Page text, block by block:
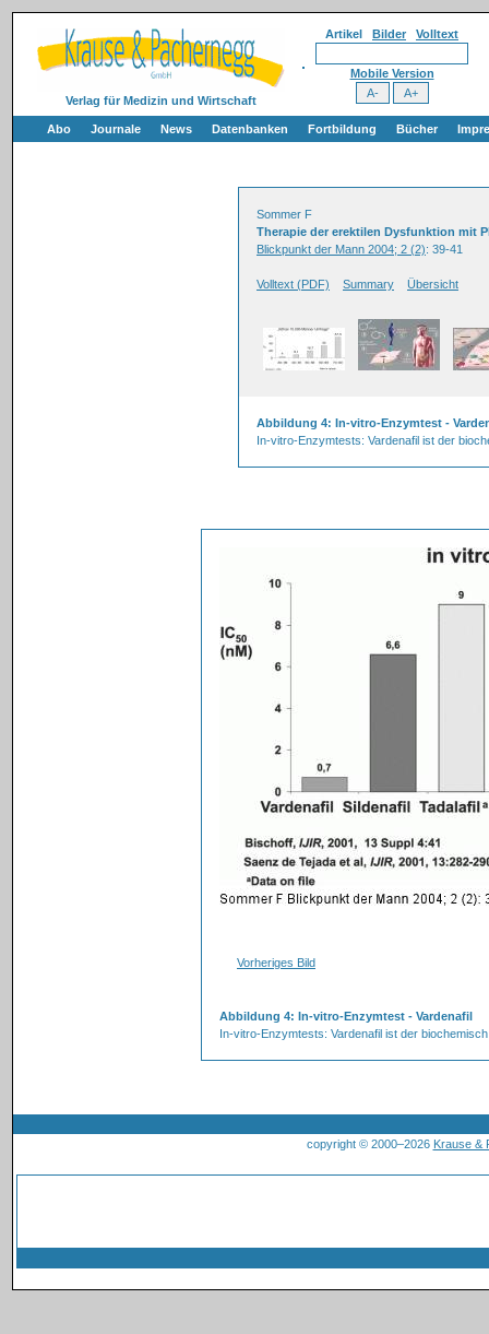
Verlag für Medizin und Wirtschaft
Artikel Bilder Volltext
Mobile Version
Abo Journale News Datenbanken Fortbildung Bücher
Sommer F
Therapie der erektilen Dysfunktion mit
Blickpunkt der Mann 2004; 2 (2): 39-41
Volltext (PDF) Summary Übersicht
Abbildung 4: In-vitro-Enzymtest -
In-vitro-Enzymtests: Vardenafil ist der
Vorheriges Bild
Abbildung 4: In-vitro-Enzymtest - Vardenafil
In-vitro-Enzymtests: Vardenafil ist der
copyright © 2000–2026 Krause &